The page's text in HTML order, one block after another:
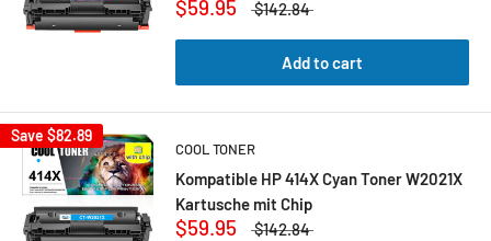
$59.95 $142.84
Add to cart
Save $82.89
COOL TONER
Kompatible HP 414X Cyan Toner W2021X
Kartusche mit Chip
$59.95 $142.84